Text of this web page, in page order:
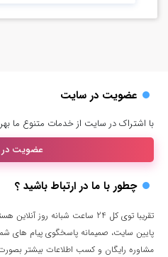
عضویت در سایت
با اشتراک در سایت از خدمات متنوع ما
عضویت
چطور با ما در ارتباط باشید ؟
تقریبا توی کل 24 ساعت شبانه
پایین سایت، صمیمانه پاسخگوی پیام های
مشاوره رایگان و کسب اطلاعات بیشتر